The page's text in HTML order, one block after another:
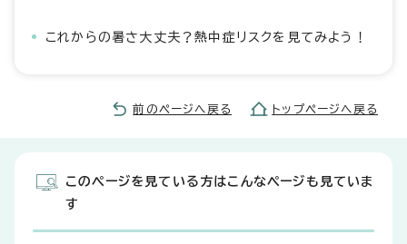
これからの暑さ大丈夫？熱中症リスクを見てみよう！
前のページへ戻る トップページへ戻る
このページを見ている方はこんなページも見ていま
す